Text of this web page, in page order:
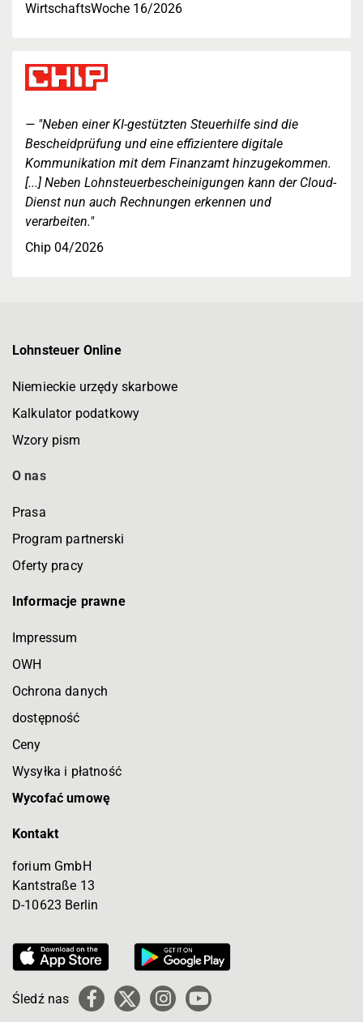
WirtschaftsWoche 16/2026
"Neben einer KI-gestützten Steuerhilfe sind die
Bescheidprüfung und eine effizientere digitale
Kommunikation mit dem Finanzamt hinzugekommen.
[...] Neben Lohnsteuerbescheinigungen kann der Cloud-
Dienst nun auch Rechnungen erkennen und
verarbeiten."
Chip 04/2026
Lohnsteuer Online
Niemieckie urzędy skarbowe
Kalkulator podatkowy
Wzory pism
O nas
Prasa
Program partnerski
Oferty pracy
Informacje prawne
Impressum
OWH
Ochrona danych
dostępność
Ceny
Wysyłka i płatność
Wycofać umowę
Kontakt
forium GmbH
Kantstraße 13
D-10623 Berlin
Śledź nas Facebook
X
Instagram